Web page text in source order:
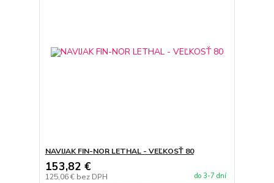
NAVIJAK FIN-NOR LETHAL - VEĽKOSŤ 80
153,82 €
125,06 € bez DPH do 3-7 dní